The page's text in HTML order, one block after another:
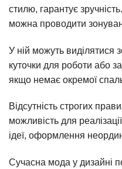
стилю, гарантує
можна проводити
У ній можуть виділятися
куточки для роботи або
якщо немає окремої
Відсутність строгих
можливість для
ідеї, оформлення
Сучасна мода у дизайні